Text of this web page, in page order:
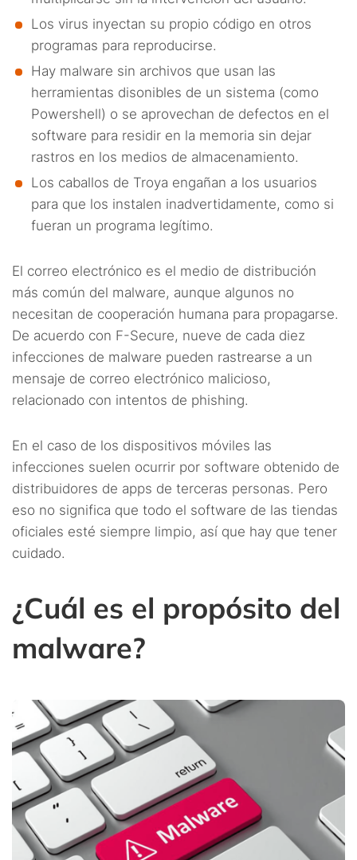
Los virus inyectan su propio código en otros
programas para reproducirse.
Hay malware sin archivos que usan las
herramientas disonibles de un sistema (como
Powershell) o se aprovechan de defectos en el
software para residir en la memoria sin dejar
rastros en los medios de almacenamiento.
Los caballos de Troya engañan a los usuarios
para que los instalen inadvertidamente, como si
fueran un programa legítimo.
El correo electrónico es el medio de distribución
más común del malware, aunque algunos no
necesitan de cooperación humana para propagarse.
De acuerdo con F-Secure, nueve de cada diez
infecciones de malware pueden rastrearse a un
mensaje de correo electrónico malicioso,
relacionado con intentos de phishing.
En el caso de los dispositivos móviles las
infecciones suelen ocurrir por software obtenido de
distribuidores de apps de terceras personas. Pero
eso no significa que todo el software de las tiendas
oficiales esté siempre limpio, así que hay que tener
cuidado.
¿Cuál es el propósito del
malware?